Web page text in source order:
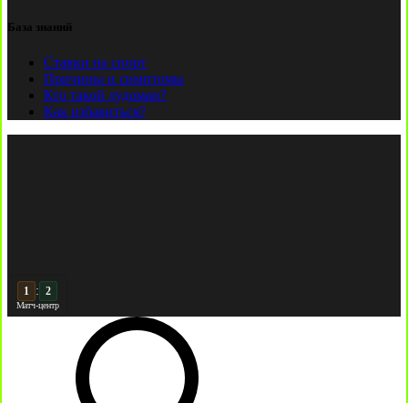
База знаний
Ставки на спорт
Причины и симптомы
Кто такой лудоман?
Как избавиться?
2 : 2
Матч-центр